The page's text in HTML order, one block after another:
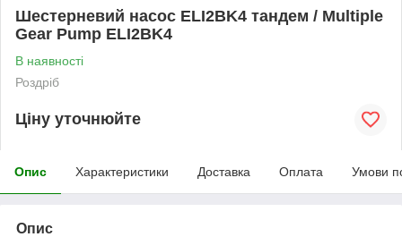
Шестерневий насос ELI2BK4 тандем / Multiple
Gear Pump ELI2BK4
В наявності
Роздріб
Ціну уточнюйте
Опис Характеристики Доставка Оплата Умови
Опис